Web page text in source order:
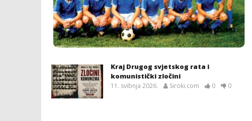
Kraj Drugog svjetskog rata i
komunistički zločini
11. svibnja 2026. Siroki.com 0 0